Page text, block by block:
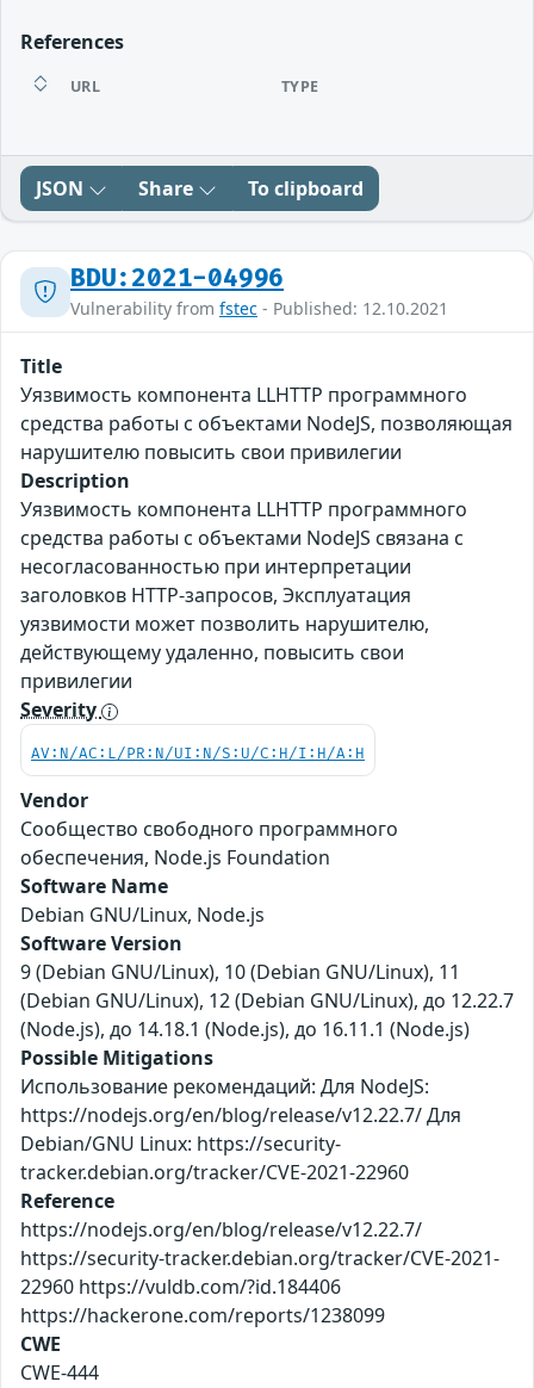
References
URL TYPE
JSON Share To clipboard
BDU:2021-04996
Vulnerability from fstec - Published: 12.10.2021
Title
Уязвимость компонента LLHTTP программного
средства работы с объектами NodeJS, позволяющая
нарушителю повысить свои привилегии
Description
Уязвимость компонента LLHTTP программного
средства работы с объектами NodeJS связана с
несогласованностью при интерпретации
заголовков HTTP-запросов, Эксплуатация
уязвимости может позволить нарушителю,
действующему удаленно, повысить свои
привилегии
Severity
AV:N/AC:L/PR:N/UI:N/S:U/C:H/I:H/A:H
Vendor
Сообщество свободного программного
обеспечения, Node.js Foundation
Software Name
Debian GNU/Linux, Node.js
Software Version
9 (Debian GNU/Linux), 10 (Debian GNU/Linux), 11
(Debian GNU/Linux), 12 (Debian GNU/Linux), до 12.22.7
(Node.js), до 14.18.1 (Node.js), до 16.11.1 (Node.js)
Possible Mitigations
Использование рекомендаций: Для NodeJS:
https://nodejs.org/en/blog/release/v12.22.7/ Для
Debian/GNU Linux: https://security-
tracker.debian.org/tracker/CVE-2021-22960
Reference
https://nodejs.org/en/blog/release/v12.22.7/
https://security-tracker.debian.org/tracker/CVE-2021-
22960 https://vuldb.com/?id.184406
https://hackerone.com/reports/1238099
CWE
CWE-444